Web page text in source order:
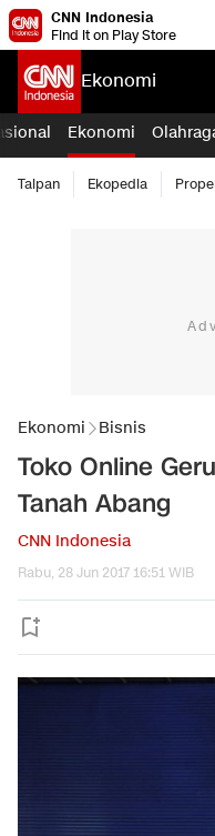
CNN Indonesia
Find it on Play Store
Ekonomi
Ekonomi
Taipan Ekopedia
Ekonomi Bisnis
Toko Online
Tanah Abang
CNN Indonesia
Rabu, 28 Jun 2017 16:51 WIB